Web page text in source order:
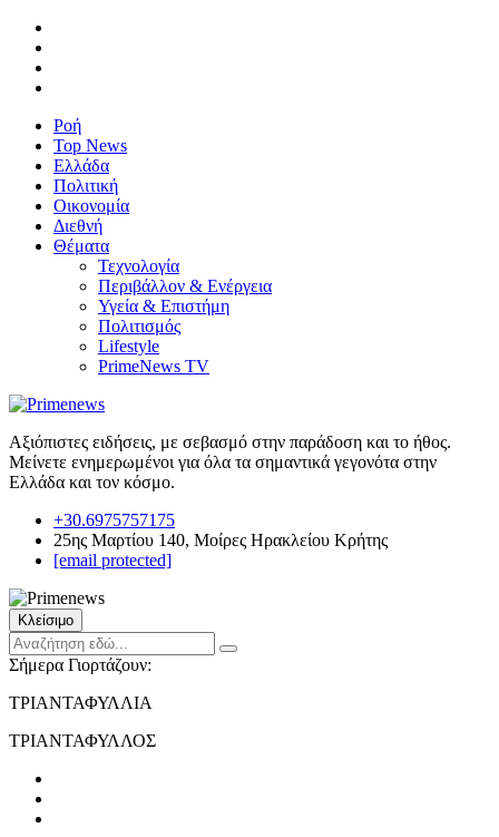
Ροή
Top News
Ελλάδα
Πολιτική
Οικονομία
Διεθνή
Θέματα
Τεχνολογία
Περιβάλλον & Ενέργεια
Υγεία & Επιστήμη
Πολιτισμός
Lifestyle
PrimeNews TV
Αξιόπιστες ειδήσεις, με σεβασμό στην παράδοση και το ήθος.
Μείνετε ενημερωμένοι για όλα τα σημαντικά γεγονότα στην
Ελλάδα και τον κόσμο.
+30.6975757175
25ης Μαρτίου 140, Μοίρες Ηρακλείου Κρήτης
[email protected]
Κλείσιμο
Σήμερα Γιορτάζουν:
ΤΡΙΑΝΤΑΦΥΛΛΙΑ
ΤΡΙΑΝΤΑΦΥΛΛΟΣ